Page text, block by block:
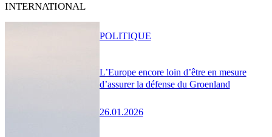
INTERNATIONAL
L’Europe encore loin d’être en mesure
d’assurer la défense du Groenland
26.01.2026
POLITIQUE